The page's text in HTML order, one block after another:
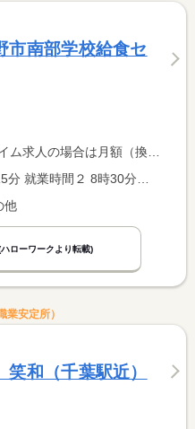
市南部学校給食セ
、パート求人の場合は時間額を表示しています。
就業時間１ 8時30分〜16時15分 就業時間２ 8時30分〜12時00分 就業時間３ 13時00分〜15時30分 就業時間に関する特記事項 選択可 １は休憩６０分
他
ハローワークより転載)
安定所）
和（千葉駅近）